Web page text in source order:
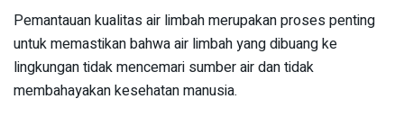
Pemantauan kualitas air limbah merupakan proses penting
untuk memastikan bahwa air limbah yang dibuang ke
lingkungan tidak mencemari sumber air dan tidak
membahayakan kesehatan manusia.